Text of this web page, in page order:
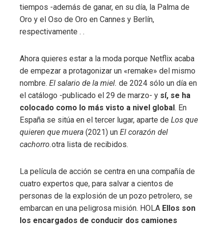
tiempos -además de ganar, en su día, la Palma de
Oro y el Oso de Oro en Cannes y Berlín,
respectivamente . .
Ahora quieres estar a la moda porque Netflix acaba
de empezar a protagonizar un «remake» del mismo
nombre. El salario de la miel. de 2024 sólo un día en
el catálogo -publicado el 29 de marzo- y sí, se ha
colocado como lo más visto a nivel global. En
España se sitúa en el tercer lugar, aparte de Los que
quieren que muera (2021) un El corazón del
cachorro.otra lista de recibidos.
La película de acción se centra en una compañía de
cuatro expertos que, para salvar a cientos de
personas de la explosión de un pozo petrolero, se
embarcan en una peligrosa misión. HOLA Ellos son
los encargados de conducir dos camiones